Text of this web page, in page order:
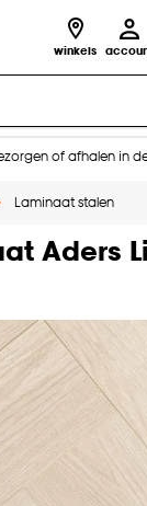
winkels
of afhalen in
advies en inmeten
Laminaat stalen
Aders